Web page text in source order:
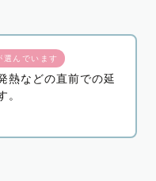
んでいます
熱などの直前での延
。